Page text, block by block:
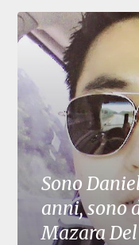
Sono
anni, sono
Mazara